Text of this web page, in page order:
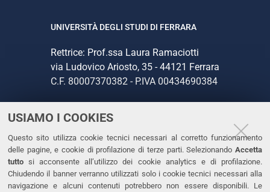
USIAMO I COOKIES
Questo sito utilizza cookie tecnici necessari al corretto funzionamento
delle pagine, e cookie di profilazione di terze parti. Selezionando Accetta
tutto si acconsente all’utilizzo dei cookie analytics e di profilazione.
Chiudendo il banner verranno utilizzati solo i cookie tecnici necessari alla
navigazione e alcuni contenuti potrebbero non essere disponibili. Le
UNIVERSITÀ DEGLI STUDI DI FERRARA
Rettrice: Prof.ssa Laura Ramaciotti
via Ludovico Ariosto, 35 - 44121 Ferrara
C.F. 80007370382 - P.IVA 00434690384
CONTATTI
Tel. +39 0532 293111
Fax. +39 0532 293031
PEC